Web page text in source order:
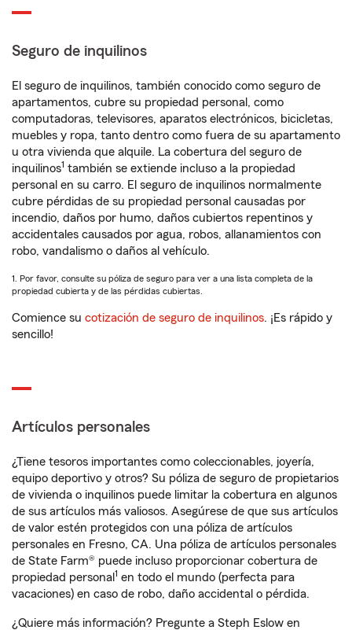
Seguro de inquilinos
El seguro de inquilinos, también conocido como seguro de
apartamentos, cubre su propiedad personal, como
computadoras, televisores, aparatos electrónicos, bicicletas,
muebles y ropa, tanto dentro como fuera de su apartamento
u otra vivienda que alquile. La cobertura del seguro de
inquilinos1 también se extiende incluso a la propiedad
personal en su carro. El seguro de inquilinos normalmente
cubre pérdidas de su propiedad personal causadas por
incendio, daños por humo, daños cubiertos repentinos y
accidentales causados por agua, robos, allanamientos con
robo, vandalismo o daños al vehículo.
1. Por favor, consulte su póliza de seguro para ver a una lista completa de la
propiedad cubierta y de las pérdidas cubiertas.
Comience su cotización de seguro de inquilinos. ¡Es rápido y
sencillo!
Artículos personales
¿Tiene tesoros importantes como coleccionables, joyería,
equipo deportivo y otros? Su póliza de seguro de propietarios
de vivienda o inquilinos puede limitar la cobertura en algunos
de sus artículos más valiosos. Asegúrese de que sus artículos
de valor estén protegidos con una póliza de artículos
personales en Fresno, CA. Una póliza de artículos personales
de State Farm® puede incluso proporcionar cobertura de
propiedad personal 1 en todo el mundo (perfecta para
vacaciones) en caso de robo, daño accidental o pérdida.
¿Quiere más información? Pregunte a Steph Eslow en